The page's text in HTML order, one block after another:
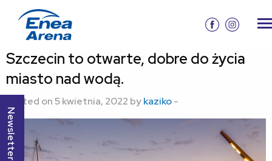
Szczecin to otwarte, dobre do życia
miasto nad wodą.
Posted on 5 kwietnia, 2022 bykaziko-
Newsletter